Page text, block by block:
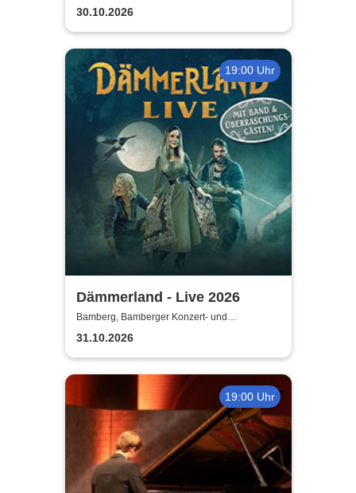
Kongresshalle
30.10.2026
19:00 Uhr
Dämmerland - Live 2026
Bamberg, Bamberger Konzert- und
Kongresshalle
31.10.2026
19:00 Uhr